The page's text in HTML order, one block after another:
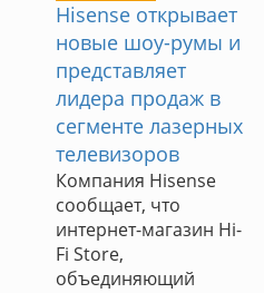
Hisense открывает
новые шоу-румы и
представляет
лидера продаж в
сегменте лазерных
телевизоров
Компания Hisense
сообщает, что
интернет-магазин Hi-
Fi Store,
объединяющий